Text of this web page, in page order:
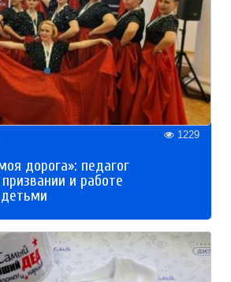
1229
дорога»: педагог
и работе